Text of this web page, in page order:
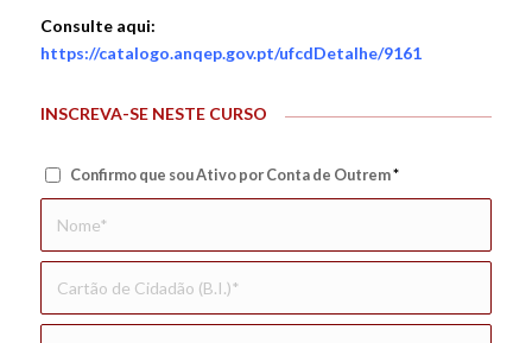
Consulte aqui:
https://catalogo.anqep.gov.pt/ufcdDetalhe/9161
INSCREVA-SE NESTE CURSO
Confirmo que sou Ativo por Conta de Outrem*